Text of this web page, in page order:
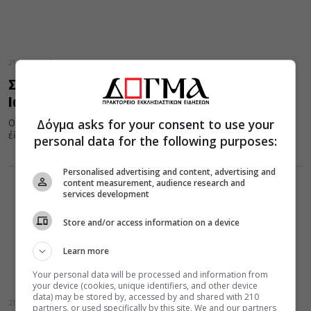
21 Σεπτεμβρίου 2020
Στις 21 Σεπτεμβρίου τιμάται ο Προφήτης
Ιωνάς
Ο Προφήτης Ιωνάς, ο οποίος τιμάται σήμερα από την Εκκλησία
έζησε επί των βασιλέων Αμασίου και Ιεροβοάμ.
21 Σεπτεμβρίου 2019
Δόγμα asks for your consent to use your
personal data for the following purposes:
Personalised advertising and content, advertising and
content measurement, audience research and
services development
Store and/or access information on a device
Learn more
Your personal data will be processed and information from
your device (cookies, unique identifiers, and other device
data) may be stored by, accessed by and shared with 210
partners, or used specifically by this site. We and our partners